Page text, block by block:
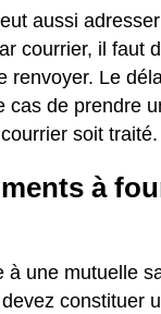
aussi
courrier, il faut
renvoyer. Le
cas de prendre
soit traité.
à
à une mutuelle
constituer